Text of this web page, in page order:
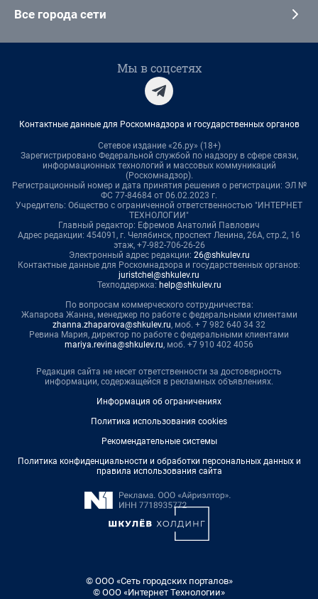
Все города сети
Мы в соцсетях
Контактные данные для Роскомнадзора и государственных органов
Сетевое издание «26.ру» (18+)
Зарегистрировано Федеральной службой по надзору в сфере связи,
информационных технологий и массовых коммуникаций
(Роскомнадзор).
Регистрационный номер и дата принятия решения о регистрации: ЭЛ №
ФС 77-84684 от 06.02.2023 г.
Учредитель: Общество с ограниченной ответственностью "ИНТЕРНЕТ
ТЕХНОЛОГИИ"
Главный редактор: Ефремов Анатолий Павлович
Адрес редакции: 454091, г. Челябинск, проспект Ленина, 26А, стр.2, 16
этаж, +7-982-706-26-26
Электронный адрес редакции: 26@shkulev.ru
Контактные данные для Роскомнадзора и государственных органов:
juristchel@shkulev.ru
Техподдержка: help@shkulev.ru
По вопросам коммерческого сотрудничества:
Жапарова Жанна, менеджер по работе с федеральными клиентами
zhanna.zhaparova@shkulev.ru, моб. + 7 982 640 34 32
Ревина Мария, директор по работе с федеральными клиентами
mariya.revina@shkulev.ru, моб. +7 910 402 4056
Редакция сайта не несет ответственности за достоверность
информации, содержащейся в рекламных объявлениях.
Информация об ограничениях
Политика использования cookies
Рекомендательные системы
Политика конфиденциальности и обработки персональных данных и
правила использования сайта
© ООО «Сеть городских порталов»
© ООО «Интернет Технологии»